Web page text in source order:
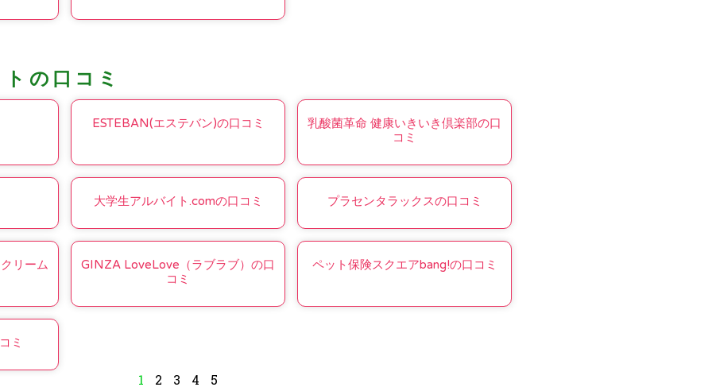
の口コミ
ESTEBAN(エステバン)の口コミ
乳酸菌革命 健康いきいき倶楽部の口
コミ
大学生アルバイト.comの口コミ プラセンタラックスの口コミ
リーム
GINZA LoveLove（ラブラブ）の口
コミ
ペット保険スクエアbang!の口コミ
ミ
1 2 3 4 5